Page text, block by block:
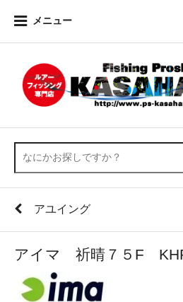
メニュー
アユイング
アイマ 祈晴７５F